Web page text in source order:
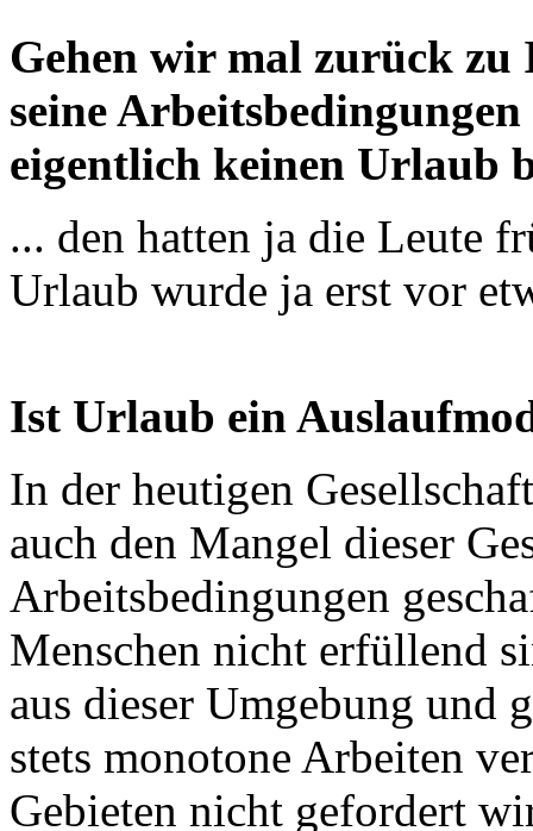
Gehen wir mal zurück
seine
eigentlich keinen Urlaub
... den hatten ja die Leute
Urlaub wurde ja erst vor
Ist Urlaub ein
In der heutigen
auch den Mangel dieser
Arbeitsbedingungen
Menschen nicht erfüllend
aus dieser Umgebung und
stets monotone Arbeiten
Gebieten nicht gefordert